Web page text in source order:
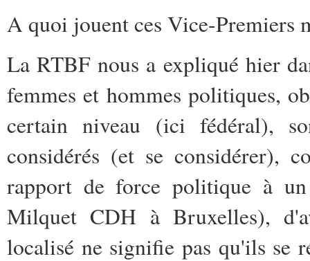
A quoi jouent ces Vice-Premiers
La RTBF nous a expliqué hier
femmes et hommes politiques,
certain niveau (ici fédéral),
considérés (et se considérer),
rapport de force politique à
Milquet CDH à Bruxelles),
localisé ne signifie pas qu'ils se